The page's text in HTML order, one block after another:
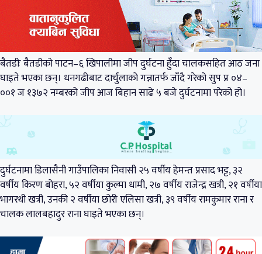
बैतडीः बैतडीको पाटन–६ खिपालीमा जीप दुर्घटना हुँदा चालकसहित आठ जना
घाइते भएका छन्। धनगढीबाट दार्चुलाको गन्नातर्फ जाँदै गरेको सुप प्र ०४–
००१ ज १३७२ नम्बरको जीप आज बिहान साढे ५ बजे दुर्घटनामा परेको हो।
दुर्घटनामा डिलासैनी गाउँपालिका निवासी २५ वर्षीय हेमन्त प्रसाद भट्ट, ३२
वर्षीय किरण बोहरा, ५२ वर्षीया कुल्मा धामी, २७ वर्षीय राजेन्द्र खत्री, २१ वर्षीया
भागरथी खत्री, उनकी २ वर्षीया छोरी एलिसा खत्री, ३९ वर्षीय रामकुमार राना र
चालक लालबहादुर राना घाइते भएका छन्।